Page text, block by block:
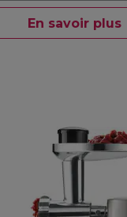
En savoir plus